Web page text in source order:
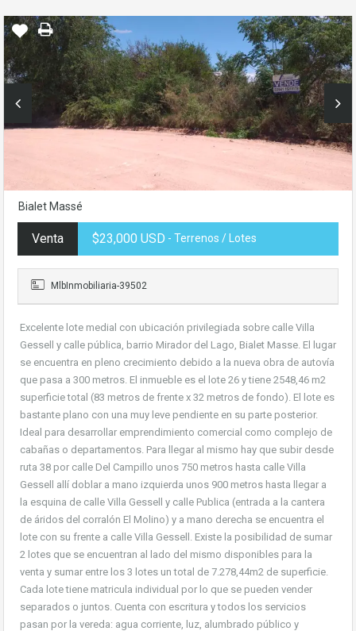
Bialet Massé
Venta $23,000 USD - Terrenos / Lotes
MlbInmobiliaria-39502
Excelente lote medial con ubicación privilegiada sobre calle Villa
Gessell y calle pública, barrio Mirador del Lago, Bialet Masse. El lugar
se encuentra en pleno crecimiento debido a la nueva obra de autovía
que pasa a 300 metros. El inmueble es el lote 26 y tiene 2548,46 m2
superficie total (83 metros de frente x 32 metros de fondo). El lote es
bastante plano con una muy leve pendiente en su parte posterior.
Ideal para desarrollar emprendimiento comercial como complejo de
cabañas o departamentos. Para llegar al mismo hay que subir desde
ruta 38 por calle Del Campillo unos 750 metros hasta calle Villa
Gessell allí doblar a mano izquierda unos 900 metros hasta llegar a
la esquina de calle Villa Gessell y calle Publica (entrada a la cantera
de áridos del corralón El Molino) y a mano derecha se encuentra el
lote con su frente a calle Villa Gessell. Existe la posibilidad de sumar
2 lotes que se encuentran al lado del mismo disponibles para la
venta y sumar entre los 3 lotes un total de 7.278,44m2 de superficie.
Cada lote tiene matricula individual por lo que se pueden vender
separados o juntos. Cuenta con escritura y todos los servicios
pasan por la vereda: agua corriente, luz, alumbrado público y